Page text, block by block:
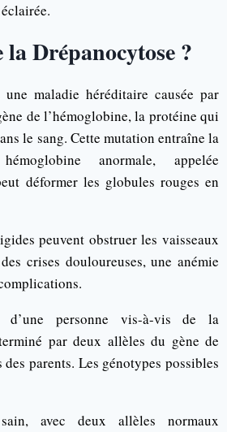
la Drépanocytose ?
maladie héréditaire causée par
de l’hémoglobine, la protéine qui
le sang. Cette mutation entraîne la
anormale, appelée
déformer les globules rouges en
peuvent obstruer les vaisseaux
crises douloureuses, une anémie
d’une personne vis-à-vis de la
par deux allèles du gène de
parents. Les génotypes possibles
avec deux allèles normaux